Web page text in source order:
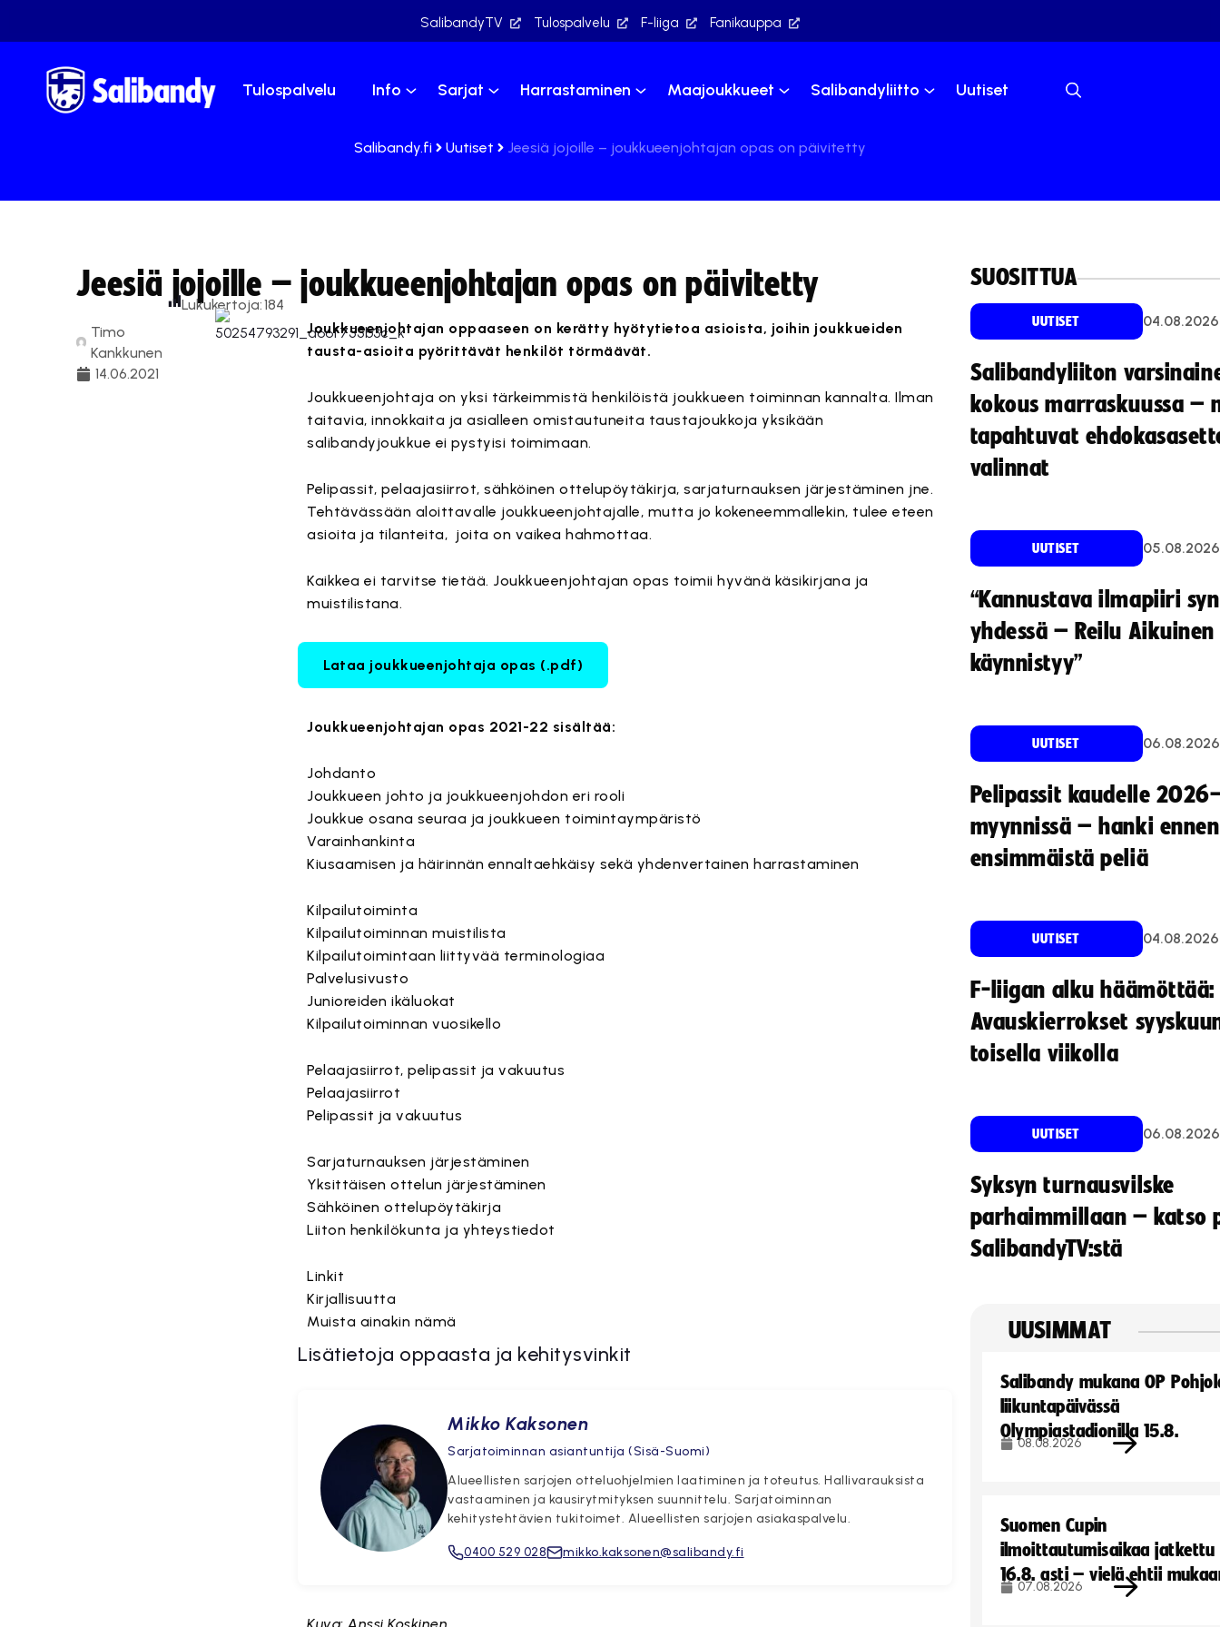
SalibandyTV Tulospalvelu F-liiga Fanikauppa
Tulospalvelu Info Sarjat Harrastaminen Maajoukkueet Salibandyliitto Uutiset
Salibandy.fi Uutiset Jeesiä jojoille – joukkueenjohtajan opas on päivitetty
Jeesiä jojoille – joukkueenjohtajan opas on päivitetty
Timo
Kankkunen
14.06.2021
Lukukertoja:184
Joukkueenjohtajan oppaaseen on kerätty hyötytietoa asioista, joihin joukkueiden
tausta-asioita pyörittävät henkilöt törmäävät.
Joukkueenjohtaja on yksi tärkeimmistä henkilöistä joukkueen toiminnan kannalta. Ilman
taitavia, innokkaita ja asialleen omistautuneita taustajoukkoja yksikään
salibandyjoukkue ei pystyisi toimimaan.
Pelipassit, pelaajasiirrot, sähköinen ottelupöytäkirja, sarjaturnauksen järjestäminen jne.
Tehtävässään aloittavalle joukkueenjohtajalle, mutta jo kokeneemmallekin, tulee eteen
asioita ja tilanteita, joita on vaikea hahmottaa.
Kaikkea ei tarvitse tietää. Joukkueenjohtajan opas toimii hyvänä käsikirjana ja
muistilistana.
Lataa joukkueenjohtaja opas (.pdf)
Joukkueenjohtajan opas 2021-22 sisältää:
Johdanto
Joukkueen johto ja joukkueenjohdon eri rooli
Joukkue osana seuraa ja joukkueen toimintaympäristö
Varainhankinta
Kiusaamisen ja häirinnän ennaltaehkäisy sekä yhdenvertainen harrastaminen
Kilpailutoiminta
Kilpailutoiminnan muistilista
Kilpailutoimintaan liittyvää terminologiaa
Palvelusivusto
Junioreiden ikäluokat
Kilpailutoiminnan vuosikello
Pelaajasiirrot, pelipassit ja vakuutus
Pelaajasiirrot
Pelipassit ja vakuutus
Sarjaturnauksen järjestäminen
Yksittäisen ottelun järjestäminen
Sähköinen ottelupöytäkirja
Liiton henkilökunta ja yhteystiedot
Linkit
Kirjallisuutta
Muista ainakin nämä
Lisätietoja oppaasta ja kehitysvinkit
Mikko Kaksonen
Sarjatoiminnan asiantuntija (Sisä-Suomi)
Alueellisten sarjojen otteluohjelmien laatiminen ja toteutus. Hallivarauksista
vastaaminen ja kausirytmityksen suunnittelu. Sarjatoiminnan
kehitystehtävien tukitoimet. Alueellisten sarjojen asiakaspalvelu.
0400 529 028 mikko.kaksonen@salibandy.fi
SUOSITTUA
UUTISET 04.08.2026
Salibandyliiton
kokous marraskuussa –
tapahtuvat
valinnat
UUTISET 05.08.2026
“Kannustava ilmapiiri
yhdessä – Reilu
käynnistyy”
UUTISET 06.08.2026
Pelipassit kaudelle
myynnissä – hanki ennen
ensimmäistä peliä
UUTISET 04.08.2026
F-liigan alku häämöttää:
Avauskierrokset
toisella viikolla
UUTISET 06.08.2026
Syksyn turnausvilske
parhaimmillaan – katso
SalibandyTV:stä
UUSIMMAT
Salibandy mukana OP
liikuntapäivässä
Olympiastadionilla 15.8.
08.08.2026
Suomen Cupin
ilmoittautumisaikaa jatkettu
16.8. asti – vielä ehtii
07.08.2026